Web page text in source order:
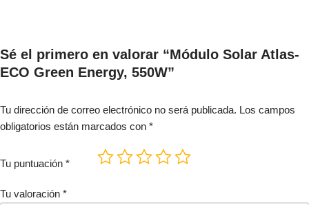
Sé el primero en valorar “Módulo Solar Atlas-
ECO Green Energy, 550W”
Tu dirección de correo electrónico no será publicada. Los campos
obligatorios están marcados con *
Tu puntuación *
Tu valoración *